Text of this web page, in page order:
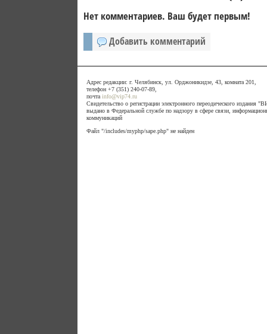
Нет комментариев. Ваш будет первым!
Добавить комментарий
Адрес редакции: г. Челябинск, ул. Орджоникидзе, 43, комната 201,
телефон +7 (351) 240-07-89,
почта info@vip74.ru
Свидетельство о регистрации электронного переодического
выдано в Федеральной службе по надзору в сфере связи,
коммуникаций
Файл "/includes/myphp/sape.php" не найден